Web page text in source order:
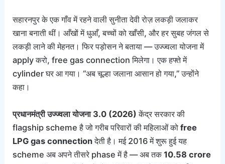
सहारनपुर के एक गाँव में रहने वाली सुनीता देवी रोज़ लकड़ी जलाकर
खाना बनाती थीं। आँखों में धुआँ, बच्चों को खाँसी, और हर सुबह जंगल से
लकड़ी लाने की मेहनत। फिर पड़ोसन ने बताया — उज्ज्वला योजना में
apply करो, free gas connection मिलेगा। एक हफ्ते में
cylinder घर आ गया। “अब चूल्हा जलाना आसान हो गया,” उन्होंने
कहा।
प्रधानमंत्री उज्ज्वला योजना 3.0 (2026) केंद्र सरकार की
flagship scheme है जो गरीब परिवारों की महिलाओं कोfree
LPG gas connectionदेती है। मई 2016 में शुरू हुई यह
scheme अब अपने तीसरे phase में है — अब तक10.58 crore